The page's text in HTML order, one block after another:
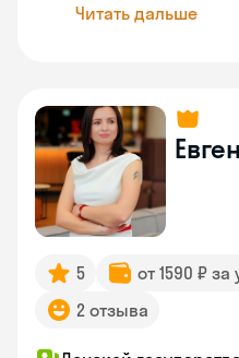
Читать дальше
5 от 1590 ₽ за
2 отзыва